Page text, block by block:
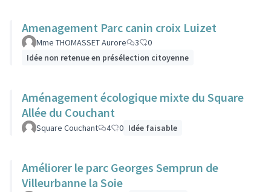
Amenagement Parc canin croix Luizet
Mme THOMASSET Aurore 3
0
Idée non retenue en présélection citoyenne
Aménagement écologique mixte du Square
Allée du Couchant
Square Couchant 4 0 Idée faisable
Améliorer le parc Georges Semprun de
Villeurbanne la Soie